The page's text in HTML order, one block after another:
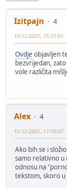
Izitpajn 4
15-12-2007, 15:21:01
Ovdje objavljen
bezvrijedan,
vole različita
Alex
4
15-12-2007, 17:00:07
Ako bih se i
samo relativno u
odnosu na
tekstom, skoro u